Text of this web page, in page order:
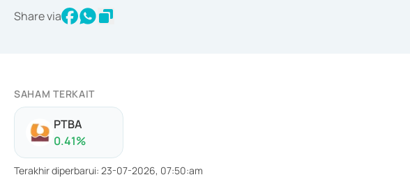
Share via
SAHAM TERKAIT
PTBA
0.41%
Terakhir diperbarui: 23-07-2026, 07:50:am